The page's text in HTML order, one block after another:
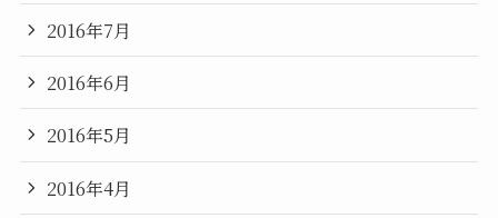
2016年7月
2016年6月
2016年5月
2016年4月